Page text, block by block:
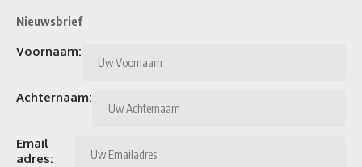
Nieuwsbrief
Voornaam:
Achternaam:
Email
adres: